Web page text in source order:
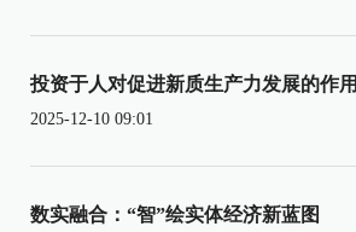
投资于人对促进新质生产力发展的作用
2025-12-10 09:01
数实融合：“智”绘实体经济新蓝图